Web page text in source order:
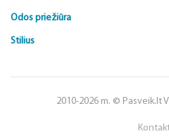
Odos priežiūra
Stilius
2010-2026 m. © Pasveik.lt